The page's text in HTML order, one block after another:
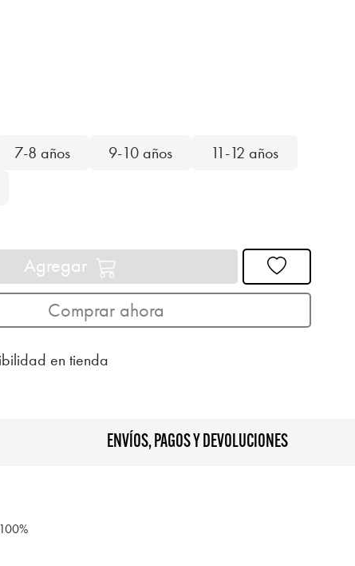
7-8 años 9-10 años
11-12 años
Agregar
Comprar ahora
en tienda
ENVÍOS, PAGOS Y DEVOLUCIONES